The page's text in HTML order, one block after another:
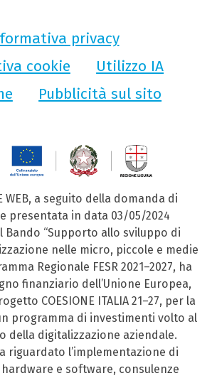
privacy
cookie
Utilizzo IA
Pubblicità sul sito
WEB, a seguito della domanda di
presentata in data 03/05/2024
Bando “Supporto allo sviluppo di
nelle micro, piccole e medie
Regionale FESR 2021–2027, ha
finanziario dell’Unione Europea,
COESIONE ITALIA 21–27, per la
programma di investimenti volto al
della digitalizzazione aziendale.
riguardato l’implementazione di
e software, consulenze